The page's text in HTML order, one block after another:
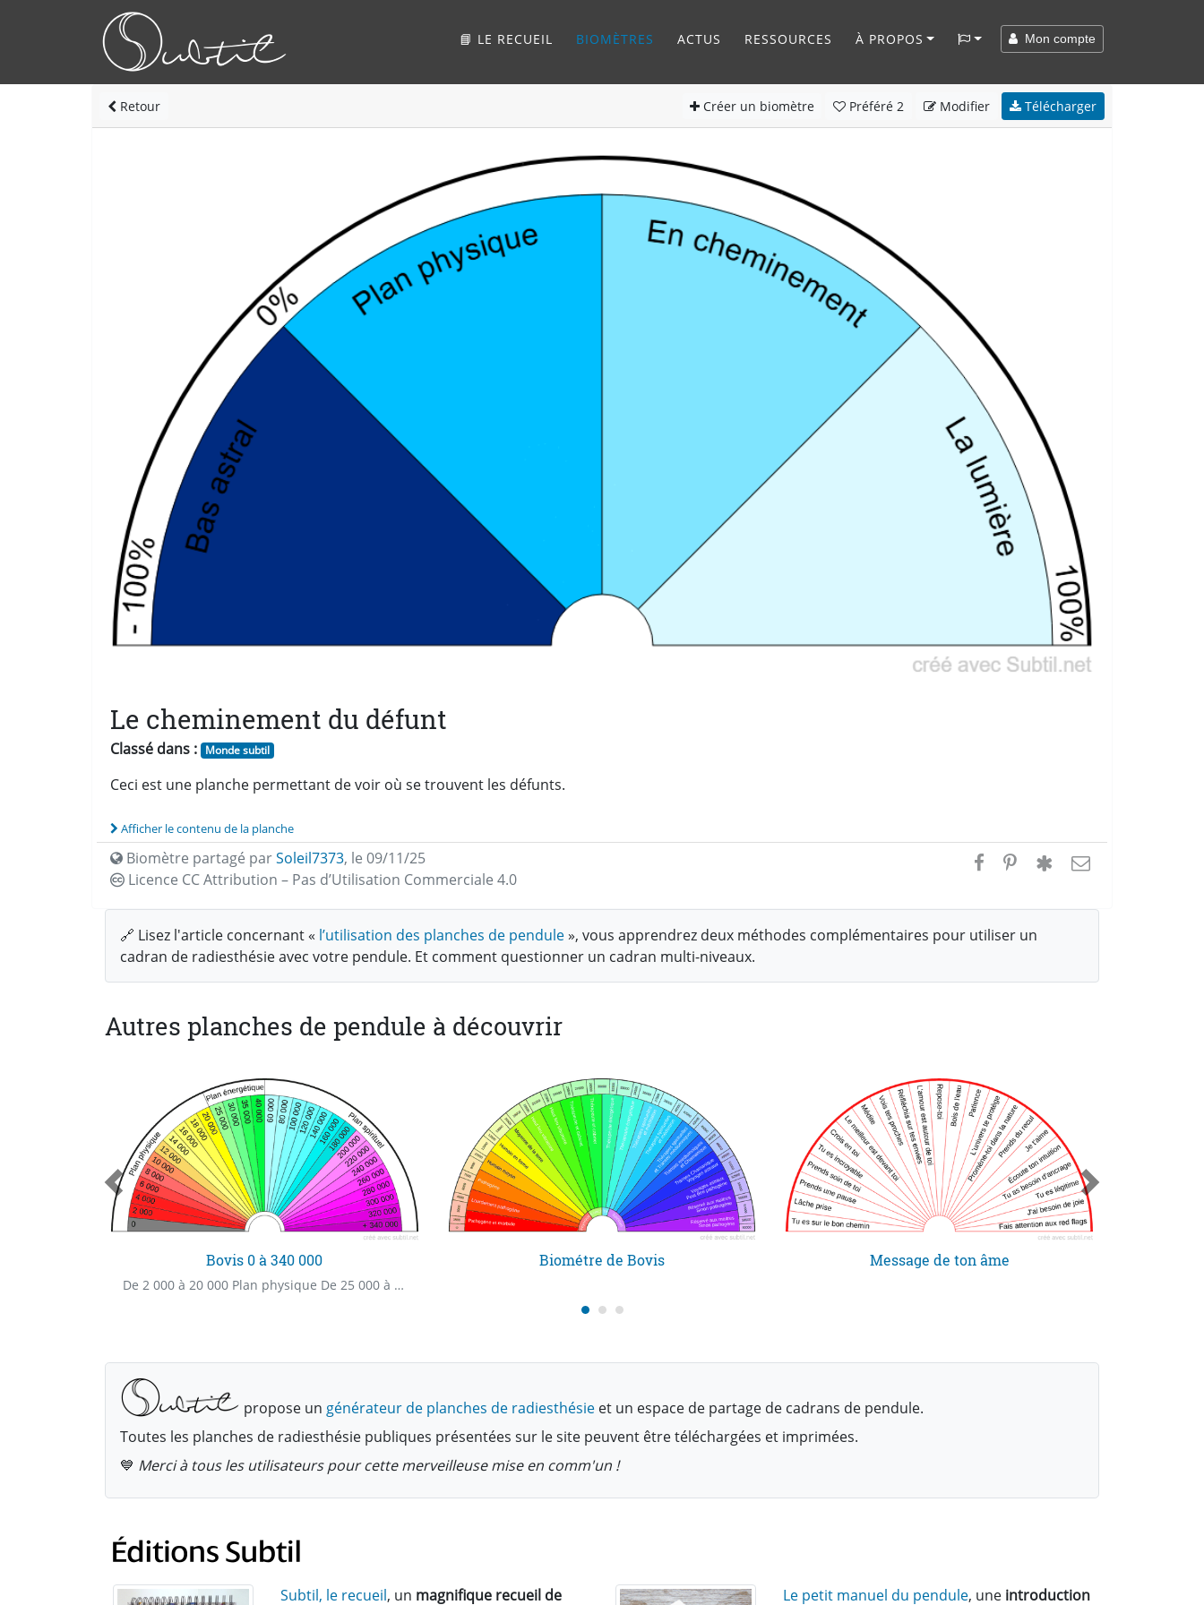
📘 LE RECUEIL BIOMÈTRES ACTUS RESSOURCES À PROPOS Mon compte
Retour Créer un biomètre Préféré 2 Modifier Télécharger
Le cheminement du défunt
Classé dans : Monde subtil
Ceci est une planche permettant de voir où se trouvent les défunts.
Afficher le contenu de la planche
Biomètre partagé parSoleil7373, le 09/11/25
Licence CCAttribution – Pas d’Utilisation Commerciale 4.0
🔗 Lisez l'article concernant « l’utilisation des planches de pendule», vous apprendrez deux méthodes complémentaires pour utiliser un
cadran de radiesthésie avec votre pendule. Et comment questionner un cadran multi-niveaux.
Autres planches de pendule à découvrir
Bovis 0 à 340 000
De 2 000 à 20 000 Plan physique De 25 000 à 40 000 Plan énergétique À partir de 60 000 Plan spirituel
Biométre de Bovis Message de ton âme
propose un générateur de planches de radiesthésie et un espace de partage de cadrans de pendule.
Toutes les planches de radiesthésie publiques présentées sur le site peuvent être téléchargées et imprimées.
💙 Merci à tous les utilisateurs pour cette merveilleuse mise en comm'un !
Subtil, le recueil, un magnifique recueil de Le petit manuel du pendule, une introduction